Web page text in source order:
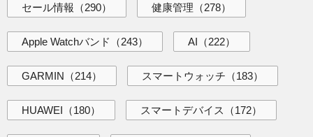
セール情報 （290） 健康管理 （278）
Apple Watchバンド （243） AI （222）
GARMIN （214） スマートウォッチ （183）
HUAWEI （180） スマートデバイス （172）